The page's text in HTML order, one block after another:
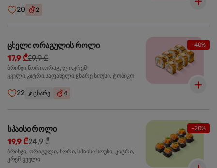
20 2
-40%
ცხელი ორაგულის როლი
17,9 ₾29,9 ₾
ბრინჯი,ნორი,ორაგული,კრემ-
ყველი,კიტრი,საფანელი,ცხარე სოუსი, ტობიკო
22 🌶️ ცხარე 4
-20%
სპაისი როლი
19,9 ₾24,9 ₾
ბრინჯი, ორაგული, ნორი, სპაისი სოუსი, კიტრი,
კრემ ყველი